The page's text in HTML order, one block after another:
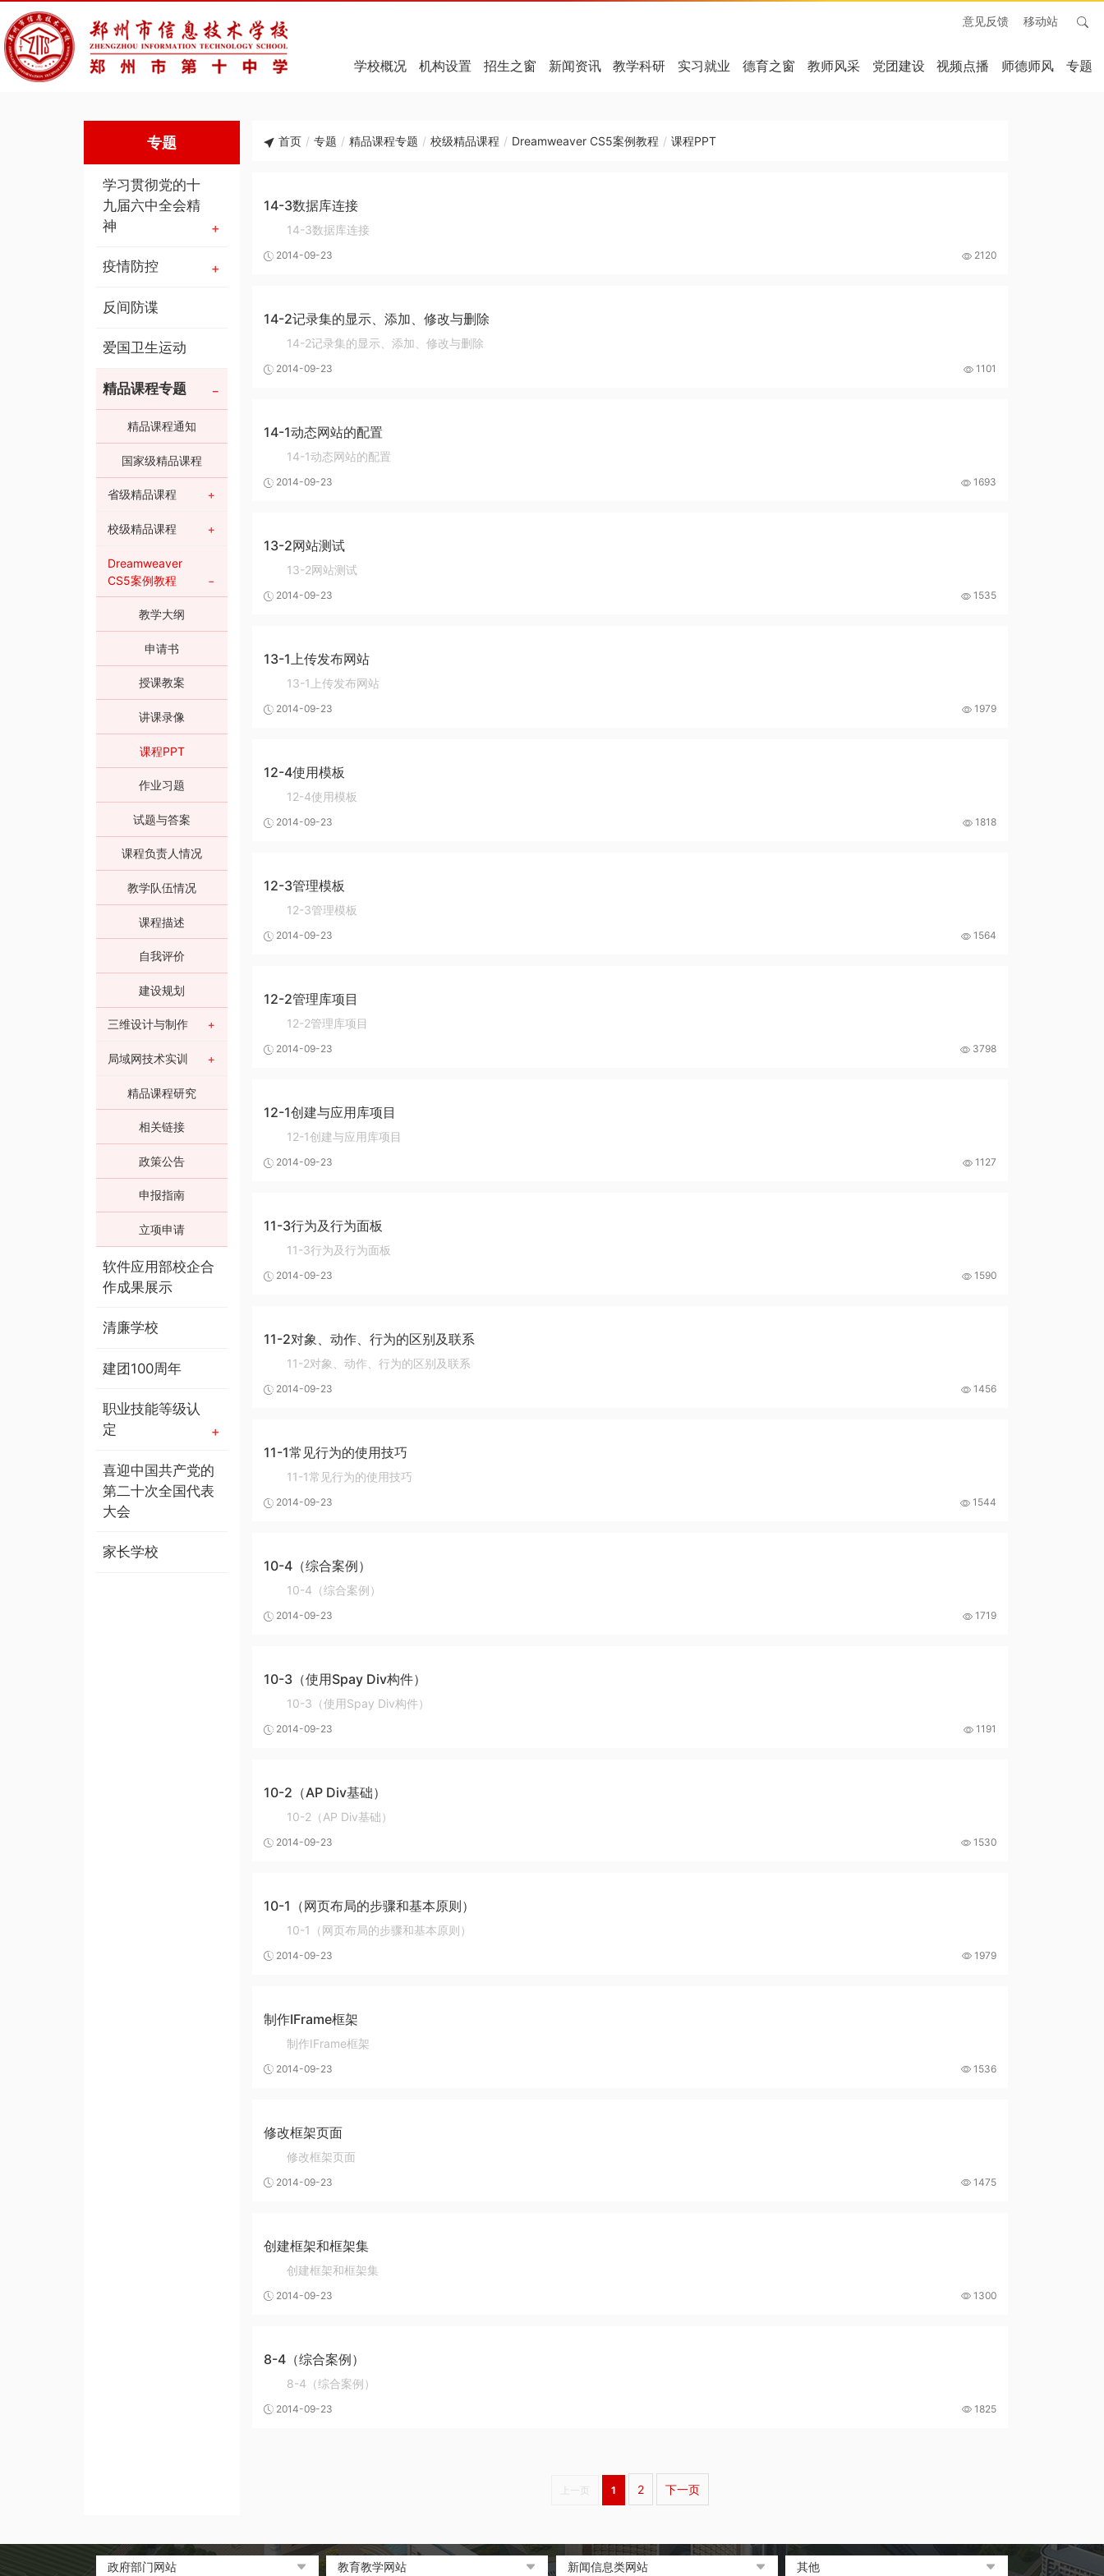
意见反馈 移动站
学校概况 机构设置 招生之窗 新闻资讯 教学科研 实习就业 德育之窗 教师风采 党团建设 视频点播 师德师风 专题
专题
学习贯彻党的十
九届六中全会精
神
疫情防控
反间防谍
爱国卫生运动
精品课程专题
精品课程通知
国家级精品课程
省级精品课程
校级精品课程
Dreamweaver
CS5案例教程
教学大纲
申请书
授课教案
讲课录像
课程PPT
作业习题
试题与答案
课程负责人情况
教学队伍情况
课程描述
自我评价
建设规划
三维设计与制作
局域网技术实训
精品课程研究
相关链接
政策公告
申报指南
立项申请
软件应用部校企合
作成果展示
清廉学校
建团100周年
职业技能等级认
定
喜迎中国共产党的
第二十次全国代表
大会
家长学校
首页 / 专题 / 精品课程专题 / 校级精品课程 / Dreamweaver CS5案例教程 / 课程PPT
14-3数据库连接
14-3数据库连接
2014-09-23 2120
14-2记录集的显示、添加、修改与删除
14-2记录集的显示、添加、修改与删除
2014-09-23 1101
14-1动态网站的配置
14-1动态网站的配置
2014-09-23 1693
13-2网站测试
13-2网站测试
2014-09-23 1535
13-1上传发布网站
13-1上传发布网站
2014-09-23 1979
12-4使用模板
12-4使用模板
2014-09-23 1818
12-3管理模板
12-3管理模板
2014-09-23 1564
12-2管理库项目
12-2管理库项目
2014-09-23 3798
12-1创建与应用库项目
12-1创建与应用库项目
2014-09-23 1127
11-3行为及行为面板
11-3行为及行为面板
2014-09-23 1590
11-2对象、动作、行为的区别及联系
11-2对象、动作、行为的区别及联系
2014-09-23 1456
11-1常见行为的使用技巧
11-1常见行为的使用技巧
2014-09-23 1544
10-4（综合案例）
10-4（综合案例）
2014-09-23 1719
10-3（使用Spay Div构件）
10-3（使用Spay Div构件）
2014-09-23 1191
10-2（AP Div基础）
10-2（AP Div基础）
2014-09-23 1530
10-1（网页布局的步骤和基本原则）
10-1（网页布局的步骤和基本原则）
2014-09-23 1979
制作IFrame框架
制作IFrame框架
2014-09-23 1536
修改框架页面
修改框架页面
2014-09-23 1475
创建框架和框架集
创建框架和框架集
2014-09-23 1300
8-4（综合案例）
8-4（综合案例）
2014-09-23 1825
上一页 1 2 下一页
政府部门网站 教育教学网站 新闻信息类网站 其他